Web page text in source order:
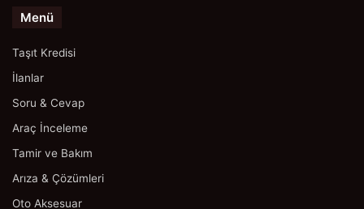
Menü
Taşıt Kredisi
İlanlar
Soru & Cevap
Araç İnceleme
Tamir ve Bakım
Arıza & Çözümleri
Oto Aksesuar